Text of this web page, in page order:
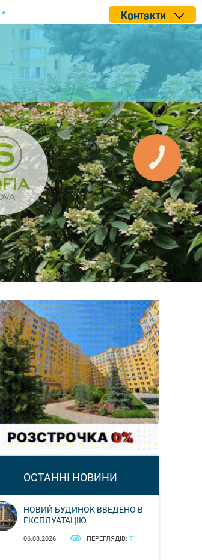
Контакти
ОСТАННІ НОВИНИ
НОВИЙ БУДИНОК ВВЕДЕНО В
ЕКСПЛУАТАЦІЮ
06.08.2026 ПЕРЕГЛЯДІВ: 71